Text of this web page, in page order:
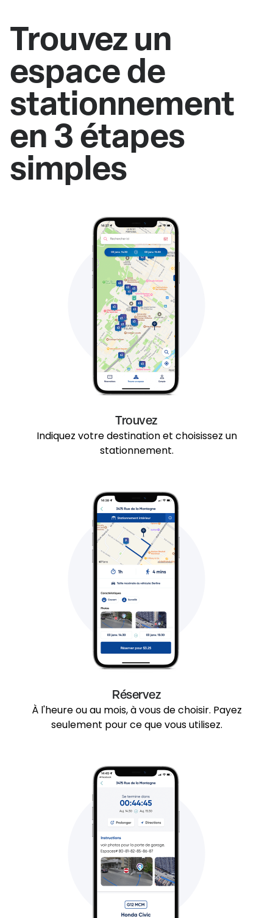
Trouvez un
espace de
stationnement
en 3 étapes
simples
Trouvez
Indiquez votre destination et choisissez un
stationnement.
Réservez
À l'heure ou au mois, à vous de choisir. Payez
seulement pour ce que vous utilisez.